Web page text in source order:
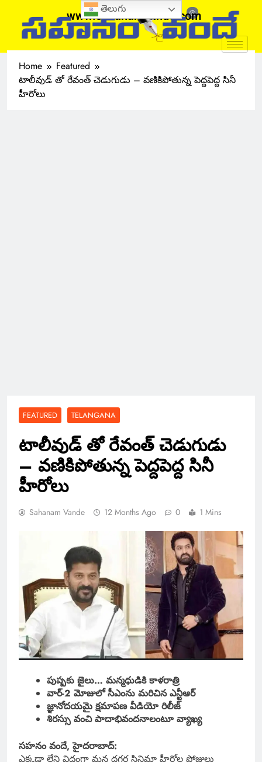
www.sahanamvande.com
Home
Featured
టాలీవుడ్ తో రేవంత్ చెడుగుడు – వణికిపోతున్న పెద్దపెద్ద సినీ
హీరోలు
FEATURED TELANGANA
టాలీవుడ్ తో రేవంత్ చెడుగుడు
– వణికిపోతున్న పెద్దపెద్ద సినీ
హీరోలు
Sahanam Vande 12 Months Ago 0 1 Mins
పుష్పకు జైలు… మన్మధుడికి కాళరాత్రి
వార్-2 మోజులో సీఎంను మరిచిన ఎన్టీఆర్
జ్ఞానోదయమై క్షమాపణ వీడియో రిలీజ్
శిరస్సు వంచి పాదాభివందనాలంటూ వ్యాఖ్య
సహనం వందే, హైదరాబాద్:
ఎక్కడా లేని విధంగా మన దగ్గర సినిమా హీరోల ఫోజులు
తెలుగు